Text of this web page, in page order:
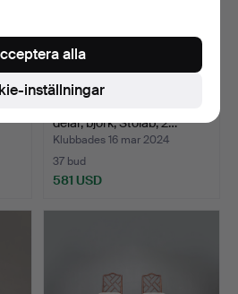
delar, björk, Stolab, 2…
Klubbades 16 mar 2024
37 bud
581 USD
inställningar
alla